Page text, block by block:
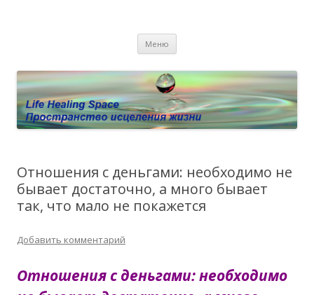
Личный сайт Елены Барымовой
исцелении воспоминанием и ренкарнационике. Услуги.
Меню
Отношения с деньгами: необходимо не
бывает достаточно, а много бывает
так, что мало не покажется
Добавить комментарий
Отношения с деньгами: необходимо